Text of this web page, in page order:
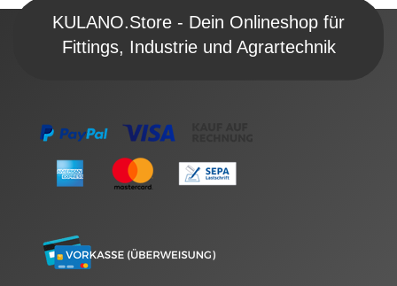
KULANO.Store - Dein Onlineshop für
Fittings, Industrie und Agrartechnik